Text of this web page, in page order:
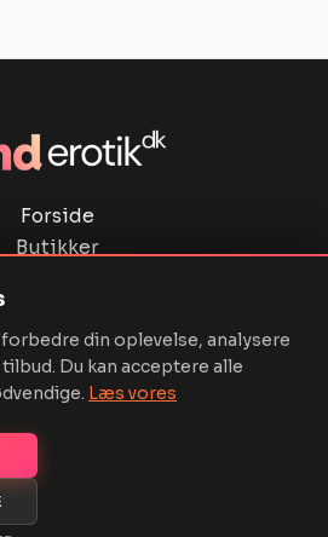
Forside
Butikker
Kontakt
| Powered by finderotik.dk
din oplevelse, analysere
Du kan acceptere alle
Læs vores